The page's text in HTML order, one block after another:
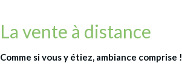
La vente à distance
Comme si vous y étiez, ambiance comprise !